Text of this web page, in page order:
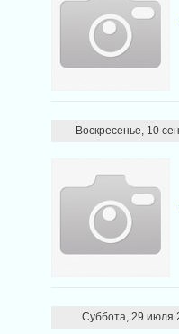
Воскресенье, 10
Суббота, 29 июля